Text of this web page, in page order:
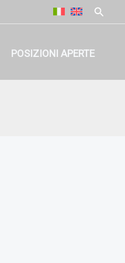
POSIZIONI APERTE